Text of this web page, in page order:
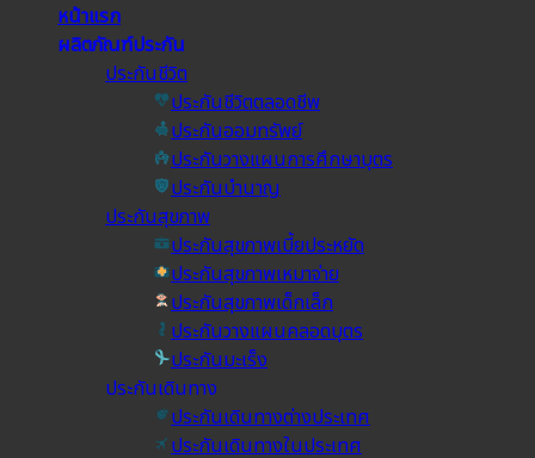
หน้าแรก
ผลิตภัณฑ์ประกัน
ประกันชีวิต
ประกันชีวิตตลอดชีพ
ประกันออมทรัพย์
ประกันวางแผนการศึกษาบุตร
ประกันบำนาญ
ประกันสุขภาพ
ประกันสุขภาพเบี้ยประหยัด
ประกันสุขภาพเหมาจ่าย
ประกันสุขภาพเด็กเล็ก
ประกันวางแผนคลอดบุตร
ประกันมะเร็ง
ประกันเดินทาง
ประกันเดินทางต่างประเทศ
ประกันเดินทางในประเทศ